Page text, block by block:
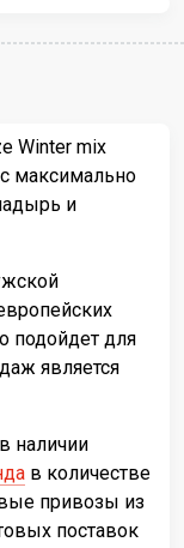
Winter mix
максимально
и
подойдет для
является
наличии
в количестве
привозы из
поставок